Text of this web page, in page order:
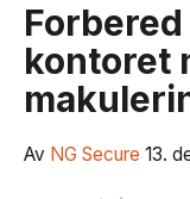
kontoret
Av NG Secure 13.